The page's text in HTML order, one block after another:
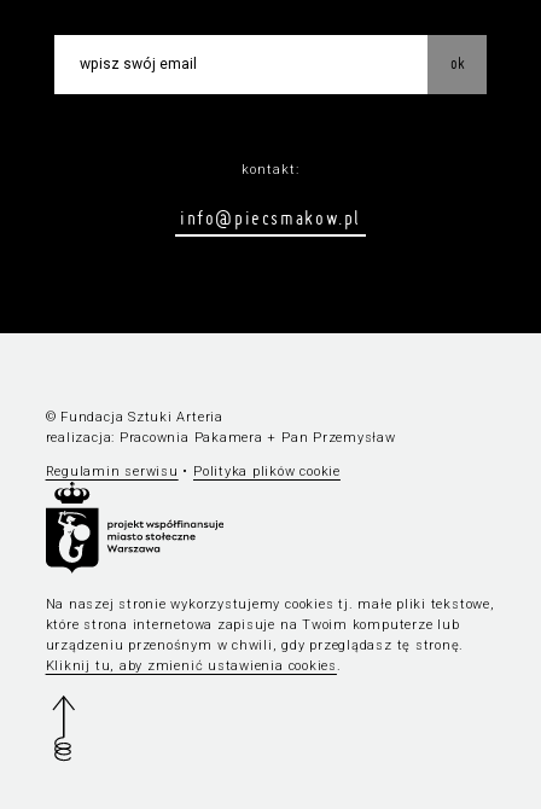
ok
kontakt:
info@piecsmakow.pl
© Fundacja Sztuki Arteria
realizacja: Pracownia Pakamera + Pan Przemysław
Regulamin serwisu • Polityka plików cookie
Na naszej stronie wykorzystujemy cookies tj. małe pliki tekstowe,
które strona internetowa zapisuje na Twoim komputerze lub
urządzeniu przenośnym w chwili, gdy przeglądasz tę stronę.
Kliknij tu, aby zmienić ustawienia cookies